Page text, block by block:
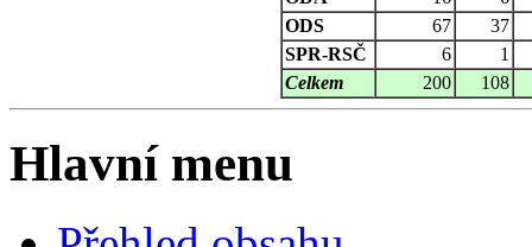
ODS
67
37
SPR-RSČ
6
1
Celkem
200 108
Hlavní menu